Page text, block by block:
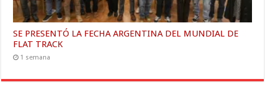
SE PRESENTÓ LA FECHA ARGENTINA DEL MUNDIAL DE
FLAT TRACK
1 semana